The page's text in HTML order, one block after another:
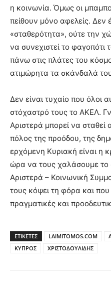
η κοινωνία. Όμως οι
πείθουν μόνο αφελείς. Δεν
«σταθερότητα», ούτε την
να συνεχιστεί το
πάνω στις πλάτες του
ατιμώρητα τα σκάνδαλά
Δεν είναι τυχαίο που όλοι
στόχαστρό τους το ΑΚΕΛ.
Αριστερά μπορεί να
πόλος της προόδου, της
ερχόμενη Κυριακή είναι η
ώρα να τους χαλάσουμε
Αριστερά – Κοινωνική
τους κόψει τη φόρα και που
πραγματικές και
ΕΤΙΚΕΤΕΣ LAIMITOMOS.COM
ΚΥΠΡΟΣ
ΧΡΙΣΤΟΔΟΥΛΙΔΗΣ